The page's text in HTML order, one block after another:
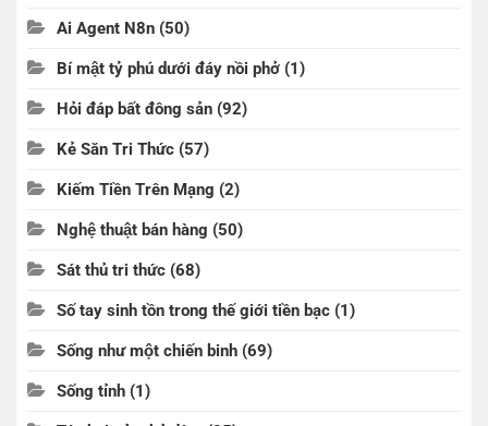
Ai Agent N8n (50)
Bí mật tỷ phú dưới đáy nồi phở (1)
Hỏi đáp bất đông sản (92)
Kẻ Săn Tri Thức (57)
Kiếm Tiền Trên Mạng (2)
Nghệ thuật bán hàng (50)
Sát thủ tri thức (68)
Số tay sinh tồn trong thế giới tiền bạc (1)
Sống như một chiến binh (69)
Sống tỉnh (1)